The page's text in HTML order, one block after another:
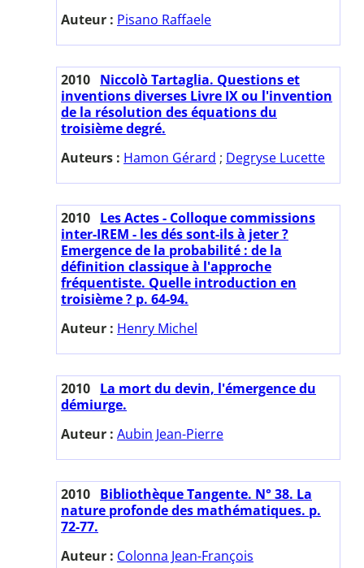
Auteur : Pisano Raffaele
2010 Niccolò Tartaglia. Questions et
inventions diverses Livre IX ou l'invention
de la résolution des équations du
troisième degré.
Auteurs : Hamon Gérard ; Degryse Lucette
2010 Les Actes - Colloque commissions
inter-IREM - les dés sont-ils à jeter ?
Emergence de la probabilité : de la
définition classique à l'approche
fréquentiste. Quelle introduction en
troisième ? p. 64-94.
Auteur : Henry Michel
2010 La mort du devin, l'émergence du
démiurge.
Auteur : Aubin Jean-Pierre
2010 Bibliothèque Tangente. N° 38. La
nature profonde des mathématiques. p.
72-77.
Auteur : Colonna Jean-François